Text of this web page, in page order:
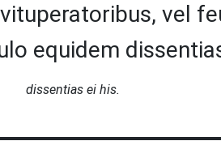
vel
equidem
dissentias ei his.